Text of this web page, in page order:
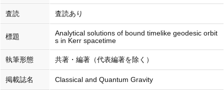
査読 査読あり
標題
Analytical solutions of bound timelike geodesic orbit
s in Kerr spacetime
執筆形態 共著・編著（代表編著を除く）
掲載誌名 Classical and Quantum Gravity